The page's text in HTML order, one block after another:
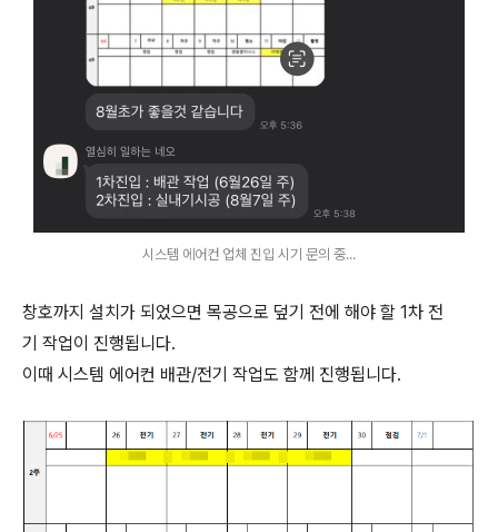
시스템 에어컨 업체 진입 시기 문의 중...
창호까지 설치가 되었으면 목공으로 덮기 전에 해야 할 1차 전
기 작업이 진행됩니다.
이때 시스템 에어컨 배관/전기 작업도 함께 진행됩니다.